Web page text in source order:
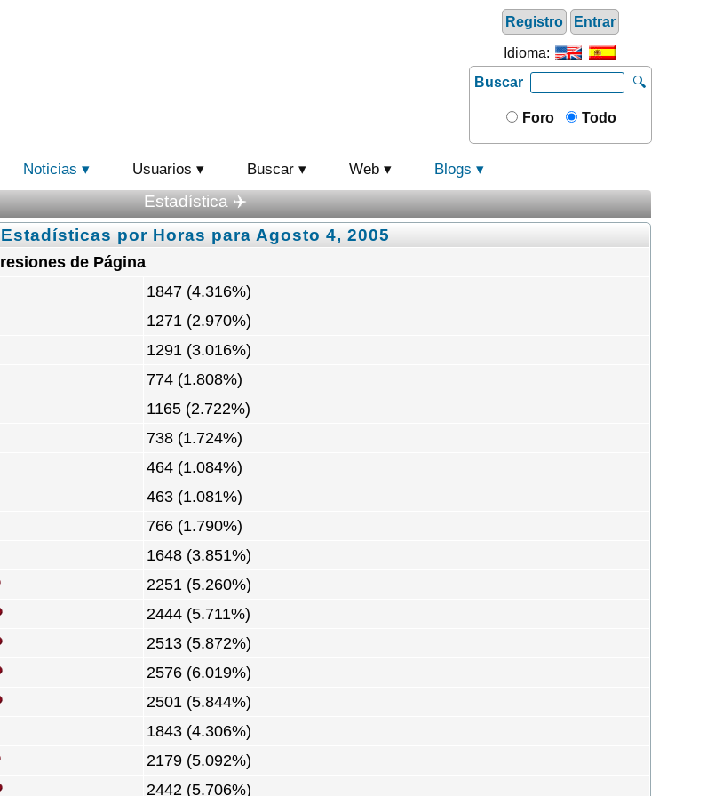
Registro Entrar
Idioma:
Buscar
🔍
Foro Todo
Noticias Usuarios Buscar Web Blogs
Estadística ✈️
Estadísticas por Horas para Agosto 4, 2005
de Página
1847 (4.316%)
1271 (2.970%)
1291 (3.016%)
774 (1.808%)
1165 (2.722%)
738 (1.724%)
464 (1.084%)
463 (1.081%)
766 (1.790%)
1648 (3.851%)
2251 (5.260%)
2444 (5.711%)
2513 (5.872%)
2576 (6.019%)
2501 (5.844%)
1843 (4.306%)
2179 (5.092%)
2442 (5.706%)